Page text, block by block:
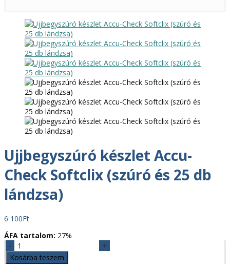
Ujjbegyszúró készlet Accu-
Check Softclix (szúró és 25 db
lándzsa)
6 100Ft
ÁFA tartalom: 27%
Ujjbegyszúró
készlet
Accu-
Kosárba teszem